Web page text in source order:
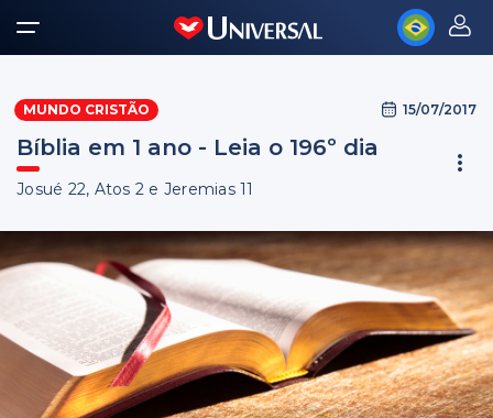
MUNDO CRISTÃO 15/07/2017
Bíblia em 1 ano - Leia o 196º dia
Josué 22, Atos 2 e Jeremias 11